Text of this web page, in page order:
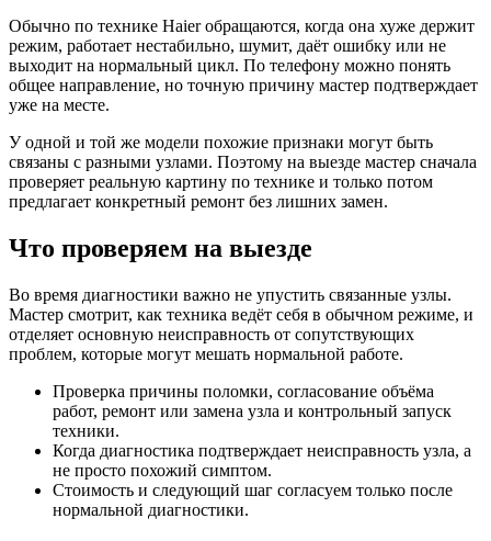
Обычно по технике Haier обращаются, когда она хуже держит
режим, работает нестабильно, шумит, даёт ошибку или не
выходит на нормальный цикл. По телефону можно понять
общее направление, но точную причину мастер подтверждает
уже на месте.
У одной и той же модели похожие признаки могут быть
связаны с разными узлами. Поэтому на выезде мастер сначала
проверяет реальную картину по технике и только потом
предлагает конкретный ремонт без лишних замен.
Что проверяем на выезде
Во время диагностики важно не упустить связанные узлы.
Мастер смотрит, как техника ведёт себя в обычном режиме, и
отделяет основную неисправность от сопутствующих
проблем, которые могут мешать нормальной работе.
Проверка причины поломки, согласование объёма
работ, ремонт или замена узла и контрольный запуск
техники.
Когда диагностика подтверждает неисправность узла, а
не просто похожий симптом.
Стоимость и следующий шаг согласуем только после
нормальной диагностики.